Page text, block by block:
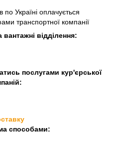
по Україні оплачується
транспортної компанії
відділення:
послугами кур'єрської
способами: